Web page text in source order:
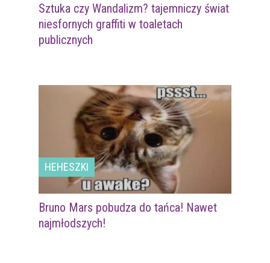
Sztuka czy Wandalizm? tajemniczy świat
niesfornych graffiti w toaletach
publicznych
HEHESZKI
Bruno Mars pobudza do tańca! Nawet
najmłodszych!